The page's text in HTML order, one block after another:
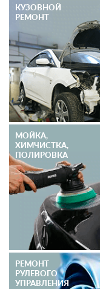
КУЗОВНОЙ
РЕМОНТ
МОЙКА,
ХИМЧИСТКА,
ПОЛИРОВКА
РЕМОНТ
РУЛЕВОГО
УПРАВЛЕНИЯ